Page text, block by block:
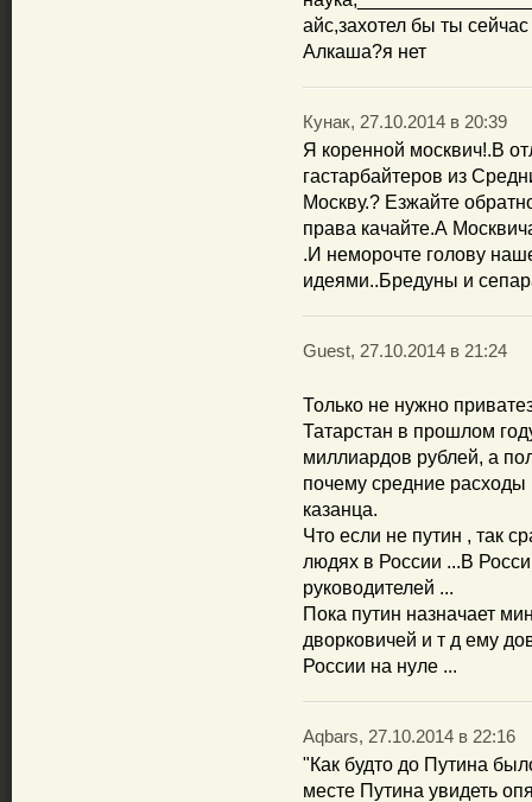
айс,захотел бы ты
Алкаша?я нет
Кунак, 27.10.2014 в 20:39
Я коренной москвич!.В
гастарбайтеров из
Москву.? Езжайте
права качайте.А
.И неморочте голову
идеями..Бредуны и
Guest, 27.10.2014 в 21:24
Только не нужно
Татарстан в прошлом
миллиардов рублей, а
почему средние
казанца.
Что если не путин , так
людях в России ...В
руководителей ...
Пока путин назначает
дворковичей и т д ему
России на нуле ...
Aqbars, 27.10.2014 в 22:16
"Как будто до Путина
месте Путина увидеть